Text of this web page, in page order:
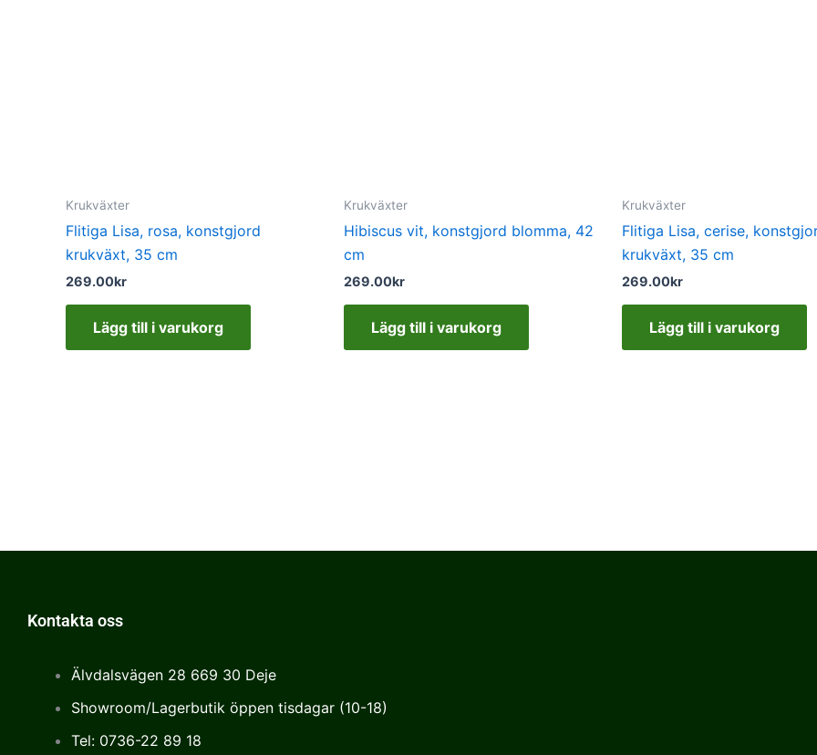
Krukväxter
Flitiga Lisa, rosa, konstgjord
krukväxt, 35 cm
269.00kr
Lägg till i varukorg
Krukväxter
Hibiscus vit, konstgjord blomma, 42
cm
269.00kr
Lägg till i varukorg
Krukväxter
Flitiga Lisa, cerise,
krukväxt, 35 cm
269.00kr
Lägg till i varukorg
Kontakta oss
Älvdalsvägen 28 669 30 Deje
Showroom/Lagerbutik öppen tisdagar (10-18)
Tel: 0736-22 89 18